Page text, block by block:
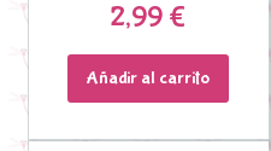
2,99 €
Añadir al carrito